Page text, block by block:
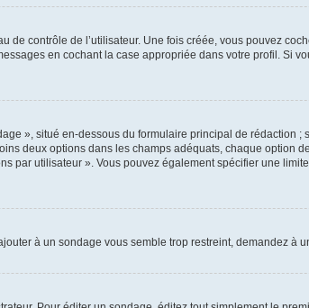
de contrôle de l’utilisateur. Une fois créée, vous pouvez
en cochant la case appropriée dans votre profil. Si
», situé en-dessous du formulaire principal de rédaction
deux options dans les champs adéquats, chaque option
par utilisateur ». Vous pouvez également spécifier une
à un sondage vous semble trop restreint, demandez à